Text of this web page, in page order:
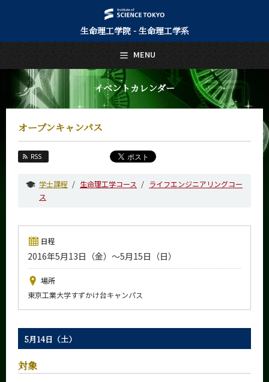
生命理工学院 - 生命理工学系
イベントカレンダー
オープンキャンパス
RSS
学士課程 生命理工学コース
ライフエンジニアリングコー
ス
日程
2016年5月13日（金）～5月15日（日）
場所
東京工業大学すずかけ台キャンパス
5月14日（土）
対象
MENU
日本語 English
トップページ
Top Page
生命理工学系について
About Us
Education
未来
入学案内
Admissions
生命理工学系 News
News
イベントカレンダー
Event Calendar
年別アーカイブ